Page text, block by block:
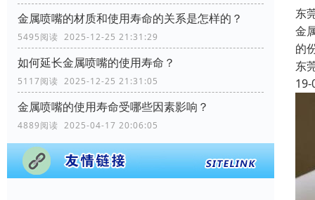
金属喷嘴的材质和使用寿命的关系是怎样的？
5495阅读 2025-12-25 21:31:29
如何延长金属喷嘴的使用寿命？
5117阅读 2025-12-25 21:31:05
金属喷嘴的使用寿命受哪些因素影响？
4889阅读 2025-04-17 20:06:05
东
金
的
东
19-